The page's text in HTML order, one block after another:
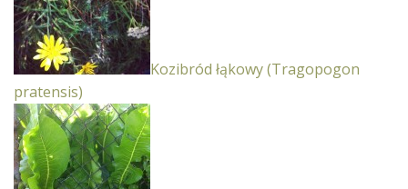
Kozibród łąkowy (Tragopogon
pratensis)